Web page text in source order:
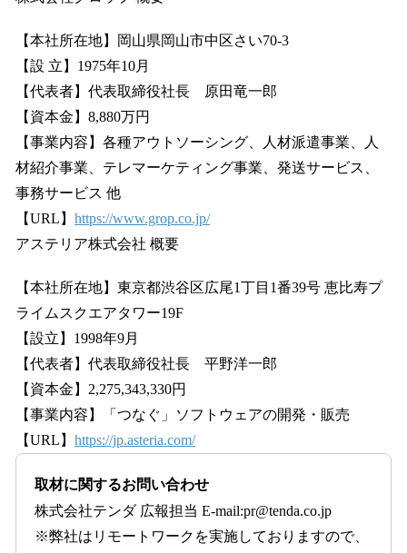
【本社所在地】岡山県岡山市中区さい70-3
【設 立】1975年10月
【代表者】代表取締役社長 原田竜一郎
【資本金】8,880万円
【事業内容】各種アウトソーシング、人材派遣事業、人
材紹介事業、テレマーケティング事業、発送サービス、
事務サービス 他
【URL】 https://www.grop.co.jp/
アステリア株式会社 概要
【本社所在地】東京都渋谷区広尾1丁目1番39号 恵比寿プ
ライムスクエアタワー19F
【設立】1998年9月
【代表者】代表取締役社長 平野洋一郎
【資本金】2,275,343,330円
【事業内容】「つなぐ」ソフトウェアの開発・販売
【URL】 https://jp.asteria.com/
取材に関するお問い合わせ
株式会社テンダ 広報担当 E-mail:pr@tenda.co.jp
※弊社はリモートワークを実施しておりますので、